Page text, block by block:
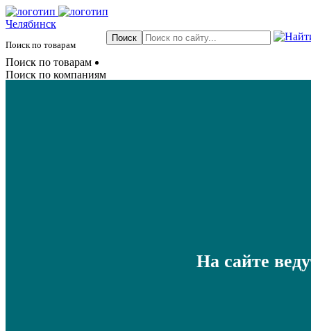
Челябинск
Поиск по товарам
Поиск по товарам
Поиск по компаниям
На сайте